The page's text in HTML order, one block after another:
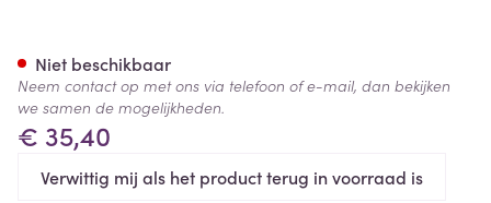
€ 35,40
Verwittig mij als het product terug in voorraad is
Niet beschikbaar
Neem contact op met ons via telefoon of e-mail, dan bekijken
we samen de mogelijkheden.